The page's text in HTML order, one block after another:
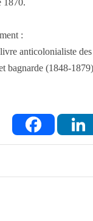
:
anticolonialiste
bagnarde (1848-